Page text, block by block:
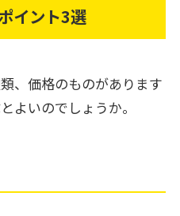
イント3選
、価格のものがあります
よいのでしょうか。